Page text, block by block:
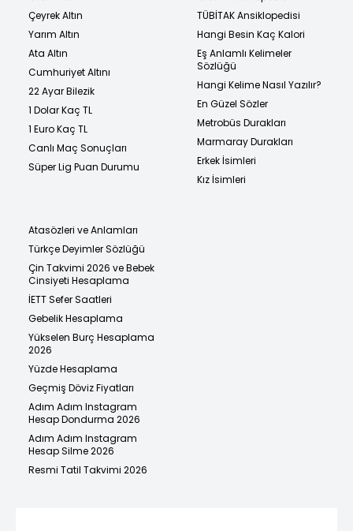
Çeyrek Altın
Yarım Altın
Ata Altın
Cumhuriyet Altını
22 Ayar Bilezik
1 Dolar Kaç TL
1 Euro Kaç TL
Canlı Maç Sonuçları
Süper Lig Puan Durumu
TÜBİTAK Ansiklopedisi
Hangi Besin Kaç Kalori
Eş Anlamlı Kelimeler
Sözlüğü
Hangi Kelime Nasıl Yazılır?
En Güzel Sözler
Metrobüs Durakları
Marmaray Durakları
Erkek İsimleri
Kız İsimleri
Atasözleri ve Anlamları
Türkçe Deyimler Sözlüğü
Çin Takvimi 2026 ve Bebek
Cinsiyeti Hesaplama
İETT Sefer Saatleri
Gebelik Hesaplama
Yükselen Burç Hesaplama
2026
Yüzde Hesaplama
Geçmiş Döviz Fiyatları
Adım Adım Instagram
Hesap Dondurma 2026
Adım Adım Instagram
Hesap Silme 2026
Resmi Tatil Takvimi 2026